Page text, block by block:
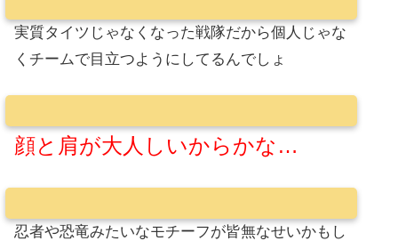
実質タイツじゃなくなった戦隊だから個人じゃな
くチームで目立つようにしてるんでしょ
顔と肩が大人しいからかな…
忍者や恐竜みたいなモチーフが皆無なせいかもし